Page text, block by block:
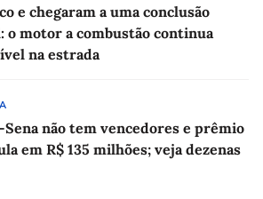
e chegaram a uma conclusão
o motor a combustão continua
na estrada
Sena não tem vencedores e prêmio
em R$ 135 milhões; veja dezenas